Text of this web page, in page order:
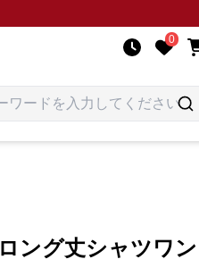
0
ング丈シャツワン